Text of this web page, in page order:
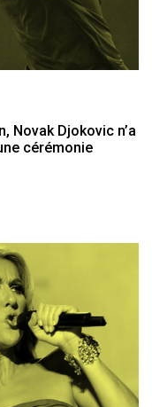
Novak Djokovic n’a
cérémonie